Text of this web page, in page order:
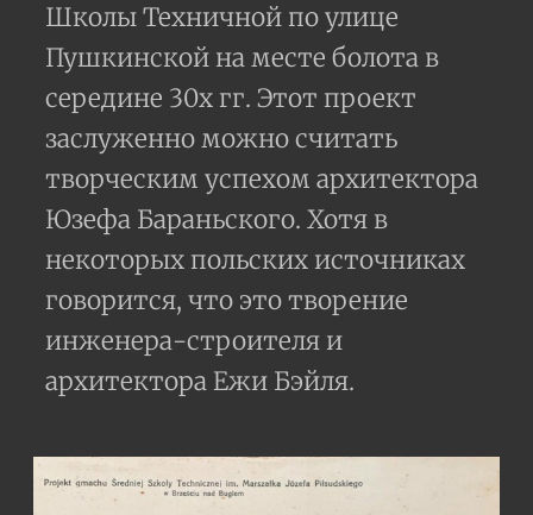
Школы Техничной по улице
Пушкинской на месте болота в
середине 30х гг. Этот проект
заслуженно можно считать
творческим успехом архитектора
Юзефа Бараньского. Хотя в
некоторых польских источниках
говорится, что это творение
инженера-строителя и
архитектора Ежи Бэйля.